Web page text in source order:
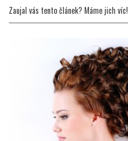
Zaujal vás tento článek? Máme jich víc!